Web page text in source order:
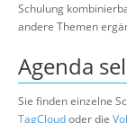
Schulung
andere Themen
Agenda
Sie finden einzelne
TagCloudoder die